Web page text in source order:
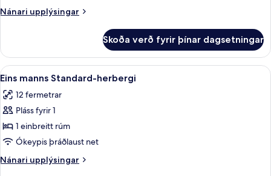
Nánari upplýsingar
Nánari
herbergi
Skoða verð fyrir þínar dagsetningar
Skoða
allar
myndir
fyrir
Eins
manns
Standard-
herbergi
Eins manns Standard-herbergi |
4
Eins manns Standard-herbergi
12 fermetrar
Pláss fyrir 1
1 einbreitt rúm
Ókeypis þráðlaust net
Nánari upplýsingar
Nánari